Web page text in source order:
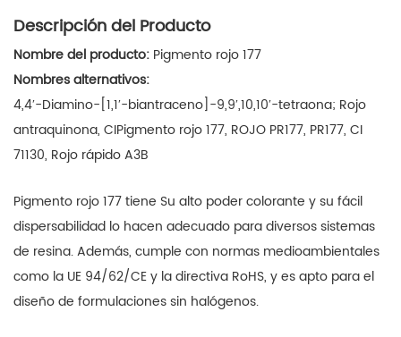
Descripción del Producto
Nombre del producto: Pigmento rojo 177
Nombres alternativos:
4,4′-Diamino-[1,1′-biantraceno]-9,9′,10,10′-tetraona; Rojo
antraquinona, CIPigmento rojo 177, ROJO PR177, PR177, CI
71130, Rojo rápido A3B
Pigmento rojo 177tiene Su alto poder colorante y su fácil
dispersabilidad lo hacen adecuado para diversos sistemas
de resina. Además, cumple con normas medioambientales
como la UE 94/62/CE y la directiva RoHS, y es apto para el
diseño de formulaciones sin halógenos.